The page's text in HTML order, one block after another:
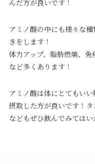
んだ方が良いです！
アミノ酸の中にも様々な
きをします！
体力アップ、脂肪燃焼、
など多くあります！
アミノ酸は体にとてもい
摂取した方が良いです！
などもぜひ飲んでみてはい